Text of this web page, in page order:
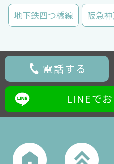
地下鉄四つ橋線 阪急
電話する
LINEで